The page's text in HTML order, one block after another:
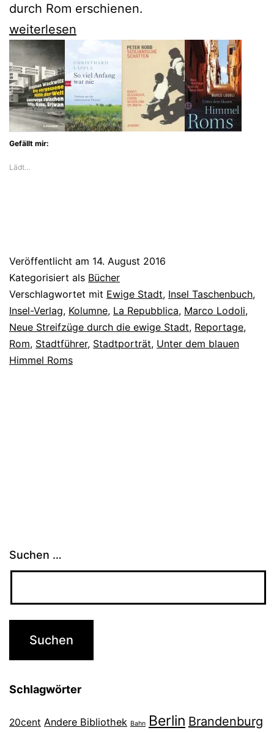
durch Rom erschienen.
Marco
Lodoli
zeigt
uns
ein
erstaunliches
weiterlesen
Gefällt mir:
Lädt…
Veröffentlicht am 14. August 2016
Kategorisiert als Bücher
Verschlagwortet mit Ewige Stadt, Insel Taschenbuch,
Insel-Verlag, Kolumne, La Repubblica, Marco Lodoli,
Neue Streifzüge durch die ewige Stadt, Reportage,
Rom, Stadtführer, Stadtporträt, Unter dem blauen
Himmel Roms
Suchen …
Schlagwörter
20cent Andere Bibliothek Bahn Berlin Brandenburg